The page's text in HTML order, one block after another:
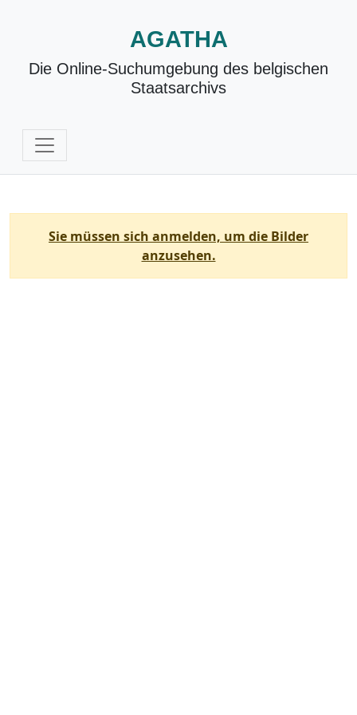
AGATHA
Die Online-Suchumgebung des belgischen
Staatsarchivs
Sie müssen sich anmelden, um die Bilder
anzusehen.